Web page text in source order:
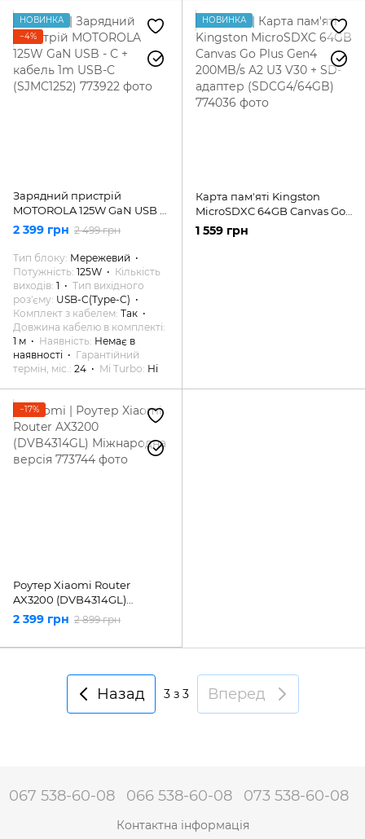
НОВИНКА
−4%
Зарядний пристрій
MOTOROLA 125W GaN USB -
С + кабель 1m USB-C
(SJMC1252)
2 399 грн 2 499 грн
Тип блоку Мережевий
Потужність 125W
Кількість
виходів 1
Тип вихідного
роз'єму USB-C(Type-C)
Комплект з кабелем Так
Довжина кабелю в комплекті
1 м
Наявність Немає в
наявності
Гарантійний
термін, міс. 24 Mi Turbo Ні
НОВИНКА
Карта пам'яті Kingston
MicroSDXC 64GB Canvas Go
Plus Gen4 200MB/s A2 U3
V30 + SD-адаптер
1 559 грн
−17%
Роутер Xiaomi Router
AX3200 (DVB4314GL)
Міжнародна версія
2 399 грн 2 899 грн
Назад 3з 3 Вперед
067 538-60-08 066 538-60-08 073 538-60-08
Контактна інформація